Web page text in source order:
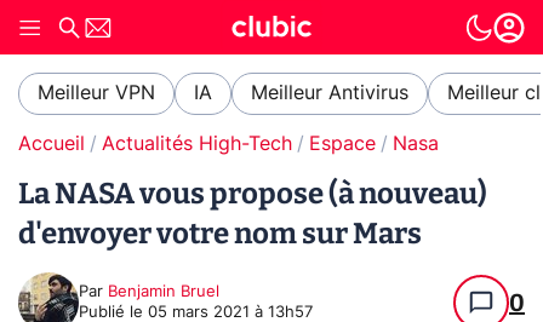
Meilleur VPN IA Meilleur Antivirus Meilleur
Accueil Actualités High-Tech Espace Nasa
La NASA vous propose (à nouveau)
d'envoyer votre nom sur Mars
Par Benjamin Bruel
Publié le 05 mars 2021 à 13h57 0